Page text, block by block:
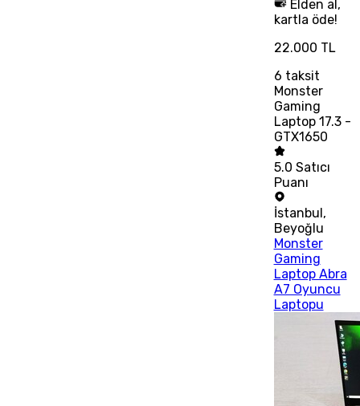
Elden al,
kartla öde!
22.000 TL
6 taksit
Monster
Gaming
Laptop 17.3 -
GTX1650
5.0 Satıcı
Puanı
İstanbul,
Beyoğlu
Monster
Gaming
Laptop Abra
A7 Oyuncu
Laptopu